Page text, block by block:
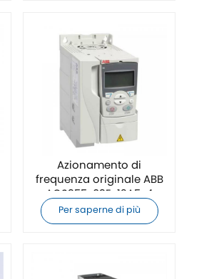
Azionamento di
frequenza originale ABB
ACS355-03E-12A5-4
Per saperne di più